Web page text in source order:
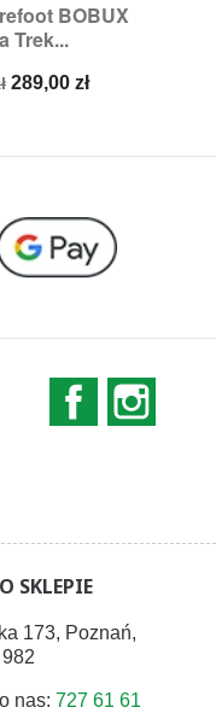
BOBUX
Trek...
Cena
289,00 zł
podgląd
23
Facebook
SKLEPIE
173, Poznań,
nas: 727 61 61